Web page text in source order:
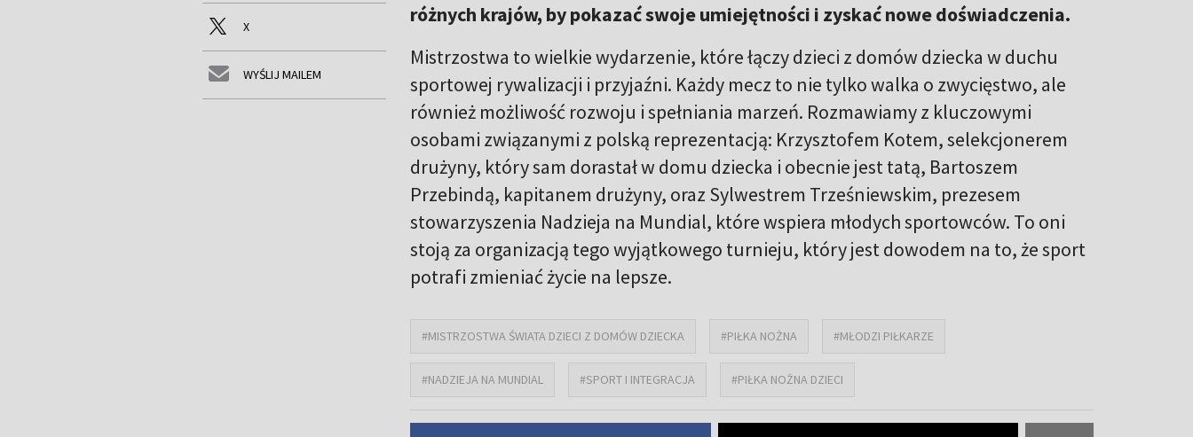
X
WYŚLIJ MAILEM
różnych krajów, by pokazać swoje umiejętności i zyskać nowe doświadczenia.
Mistrzostwa to wielkie wydarzenie, które łączy dzieci z domów dziecka w duchu
sportowej rywalizacji i przyjaźni. Każdy mecz to nie tylko walka o zwycięstwo, ale
również możliwość rozwoju i spełniania marzeń. Rozmawiamy z kluczowymi
osobami związanymi z polską reprezentacją: Krzysztofem Kotem, selekcjonerem
drużyny, który sam dorastał w domu dziecka i obecnie jest tatą, Bartoszem
Przebindą, kapitanem drużyny, oraz Sylwestrem Trześniewskim, prezesem
stowarzyszenia Nadzieja na Mundial, które wspiera młodych sportowców. To oni
stoją za organizacją tego wyjątkowego turnieju, który jest dowodem na to, że sport
potrafi zmieniać życie na lepsze.
#MISTRZOSTWA ŚWIATA DZIECI Z DOMÓW DZIECKA #PIŁKA NOŻNA #MŁODZI PIŁKARZE
#NADZIEJA NA MUNDIAL #SPORT I INTEGRACJA #PIŁKA NOŻNA DZIECI